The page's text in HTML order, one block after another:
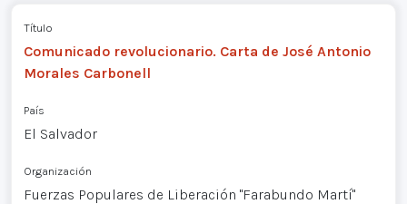
Título
Comunicado revolucionario. Carta de José Antonio
Morales Carbonell
País
El Salvador
Organización
Fuerzas Populares de Liberación "Farabundo Martí"